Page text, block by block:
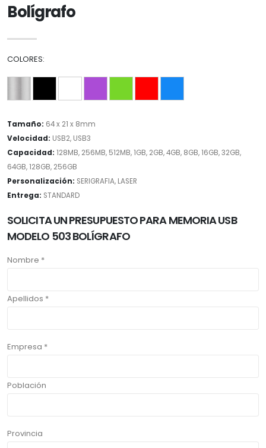
Bolígrafo
COLORES:
Tamaño: 64 x 21 x 8mm
Velocidad: USB2, USB3
Capacidad: 128MB, 256MB, 512MB, 1GB, 2GB, 4GB, 8GB, 16GB, 32GB,
64GB, 128GB, 256GB
Personalización: SERIGRAFIA, LASER
Entrega: STANDARD
SOLICITA UN PRESUPUESTO PARA MEMORIA USB
MODELO 503 BOLÍGRAFO
Nombre *
Apellidos *
Empresa *
Población
Provincia